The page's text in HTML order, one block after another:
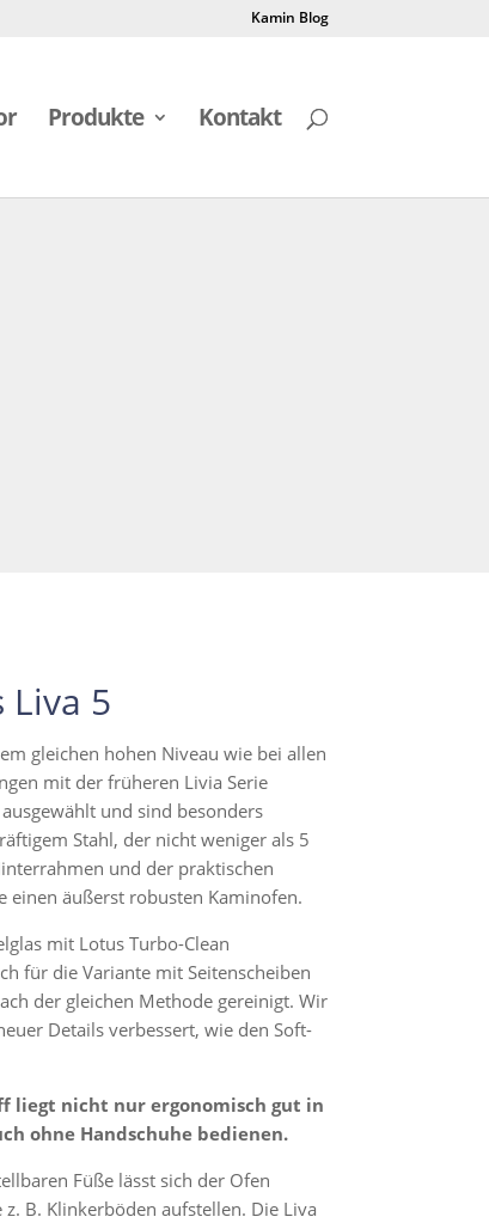
Kamin Blog
Produkte Kontakt
Liva 5
gleichen hohen Niveau wie bei allen
mit der früheren Livia Serie
und sind besonders
Stahl, der nicht weniger als 5
und der praktischen
einen äußerst robusten Kaminofen.
mit Lotus Turbo-Clean
für die Variante mit Seitenscheiben
der gleichen Methode gereinigt. Wir
Details verbessert, wie den Soft-
liegt nicht nur ergonomisch gut in
ohne Handschuhe bedienen.
Füße lässt sich der Ofen
B. Klinkerböden aufstellen. Die Liva